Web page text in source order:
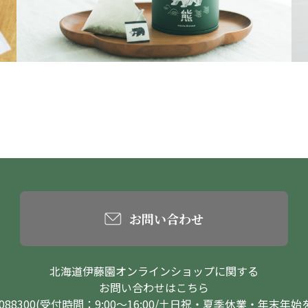
お問い合わせ
北海道伊藤園オンラインショップに関する
お問い合わせはこちら
受付時間：9:00～16:00/土日祝・夏季休業・年末年始